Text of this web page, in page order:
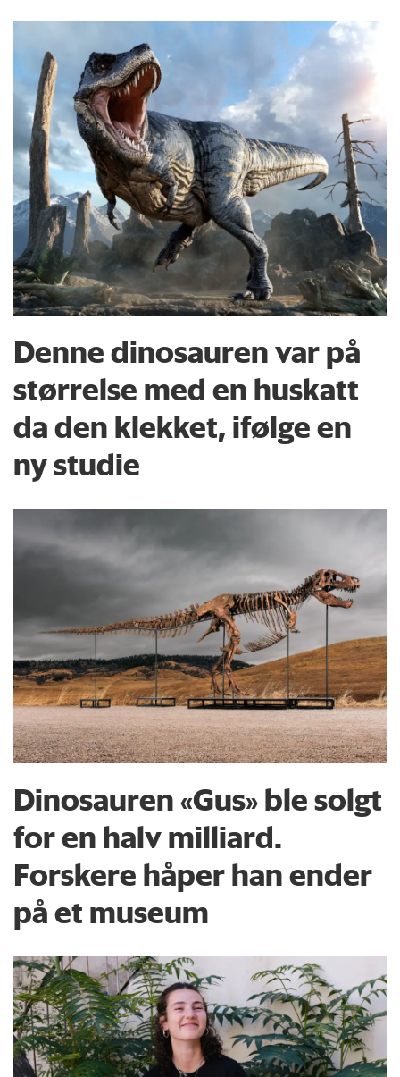
Denne dinosauren var på
størrelse med en huskatt
da den klekket, ifølge en
ny studie
Dinosauren «Gus» ble solgt
for en halv milliard.
Forskere håper han ender
på et museum